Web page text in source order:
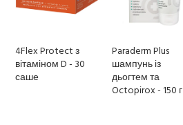
4Flex Protect з
вітаміном D - 30
саше
Paraderm Plus
шампунь із
дьогтем та
Octopirox - 150 г